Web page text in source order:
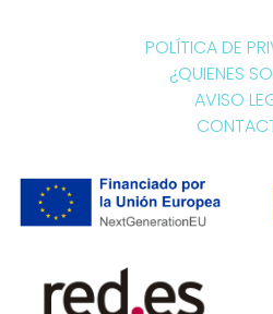
POLÍTICA DE
¿QUIENES
AVISO